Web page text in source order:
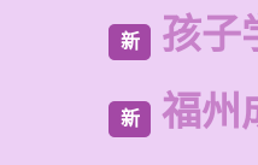
新 孩子
新 福州